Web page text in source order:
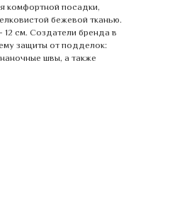
комфортной посадки,
бежевой тканью.
12 см. Создатели бренда в
защиты от подделок:
швы, а также